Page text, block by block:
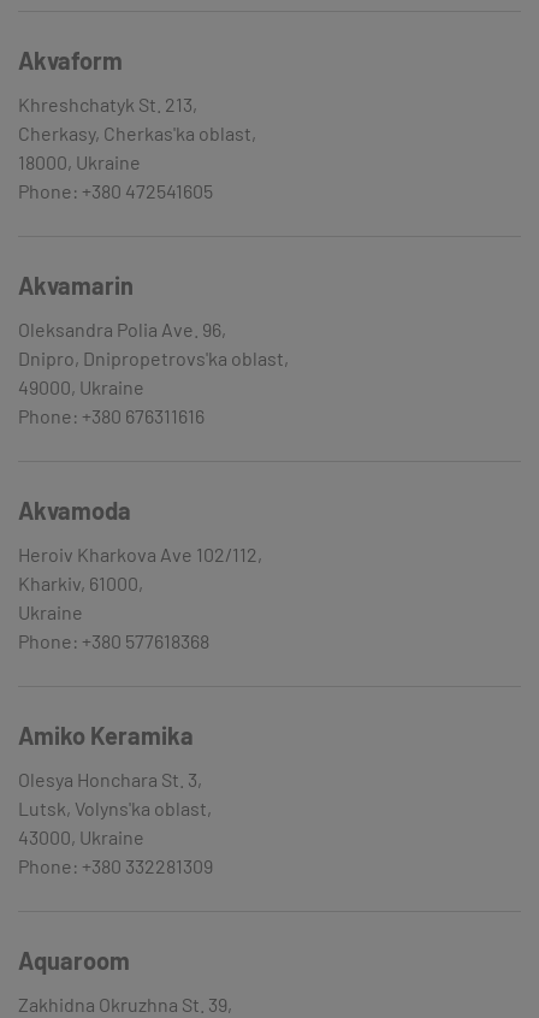
Akvaform
Khreshchatyk St. 213,
Cherkasy, Cherkas'ka oblast,
18000, Ukraine
Phone: +380 472541605
Akvamarin
Oleksandra Polia Ave. 96,
Dnipro, Dnipropetrovs'ka oblast,
49000, Ukraine
Phone: +380 676311616
Akvamoda
Heroiv Kharkova Ave 102/112,
Kharkiv, 61000,
Ukraine
Phone: +380 577618368
Amiko Keramika
Olesya Honchara St. 3,
Lutsk, Volyns'ka oblast,
43000, Ukraine
Phone: +380 332281309
Aquaroom
Zakhidna Okruzhna St. 39,